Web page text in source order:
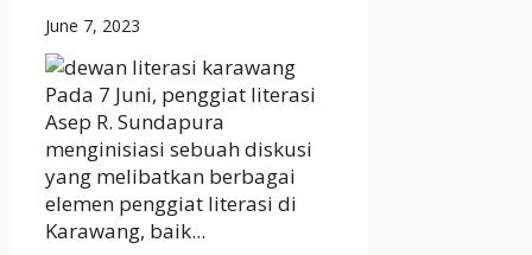
June 7, 2023
Pada 7 Juni, penggiat literasi
Asep R. Sundapura
menginisiasi sebuah diskusi
yang melibatkan berbagai
elemen penggiat literasi di
Karawang, baik...